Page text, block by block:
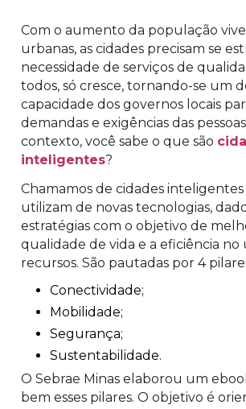
Com o aumento da população
urbanas, as cidades precisam se
necessidade de serviços de
todos, só cresce, tornando-se um
capacidade dos governos locais
demandas e exigências das
contexto, você sabe o que são
inteligentes?
Chamamos de cidades
utilizam de novas tecnologias,
estratégias com o objetivo de
qualidade de vida e a eficiência no
recursos. São pautadas por 4
Conectividade;
Mobilidade;
Segurança;
Sustentabilidade.
O Sebrae Minas elaborou um
bem esses pilares. O objetivo é